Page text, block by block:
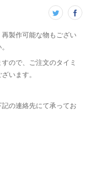
製作可能な物もござい
ので、ご注文のタイミ
います。
の連絡先にて承ってお